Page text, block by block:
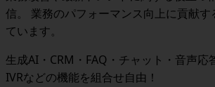
信。 業務のパフォーマンス向上に貢献す
ています。
生成AI・CRM・FAQ・チャット・音声応
IVRなどの機能を組合せ自由！